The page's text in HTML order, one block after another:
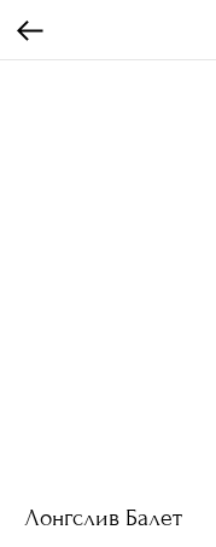
Лонгслив Балет